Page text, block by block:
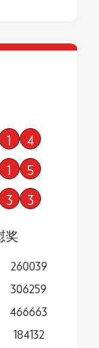
1 4
1 5
3 3
奖
260039
306259
466663
184132